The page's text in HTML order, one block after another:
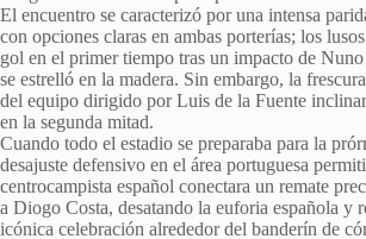
El encuentro se caracterizó por una intensa
con opciones claras en ambas porterías; los
gol en el primer tiempo tras un impacto de
se estrelló en la madera. Sin embargo, la
del equipo dirigido por Luis de la Fuente
en la segunda mitad.
Cuando todo el estadio se preparaba para la
desajuste defensivo en el área portuguesa
centrocampista español conectara un remate
a Diogo Costa, desatando la euforia española y
icónica celebración alrededor del banderín de